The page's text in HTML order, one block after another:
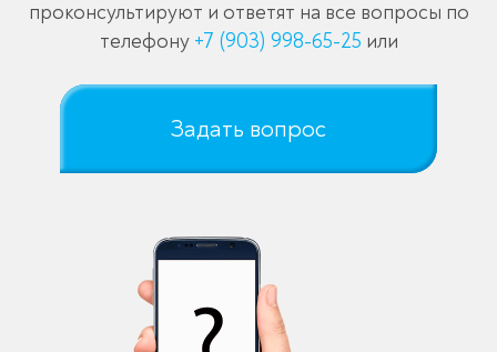
проконсультируют и ответят на все вопросы по
телефону +7 (903) 998-65-25 или
Задать вопрос